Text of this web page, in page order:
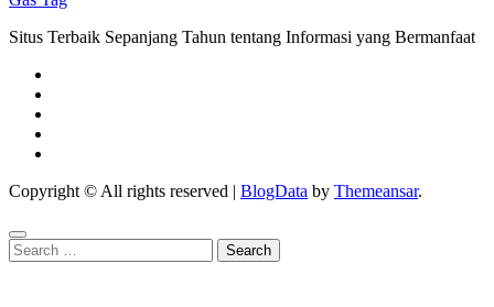
Situs Terbaik Sepanjang Tahun tentang Informasi yang Bermanfaat
Copyright © All rights reserved | BlogData by Themeansar.
Search
for: